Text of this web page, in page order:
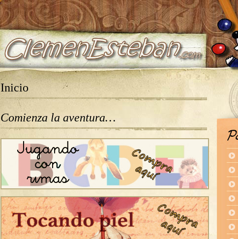
Inicio
Comienza la aventura…